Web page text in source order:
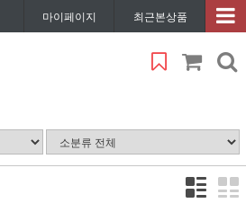
마이페이지 최근본상품